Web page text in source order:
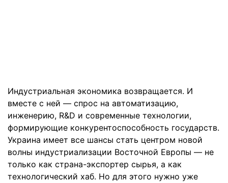
Индустриальная экономика возвращается. И
вместе с ней — спрос на автоматизацию,
инженерию, R&D и современные технологии,
формирующие конкурентоспособность государств.
Украина имеет все шансы стать центром новой
волны индустриализации Восточной Европы — не
только как страна-экспортер сырья, а как
технологический хаб. Но для этого нужно уже